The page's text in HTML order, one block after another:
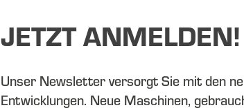
JETZT ANMELDEN!
Unser Newsletter versorgt Sie mit den
Entwicklungen. Neue Maschinen,